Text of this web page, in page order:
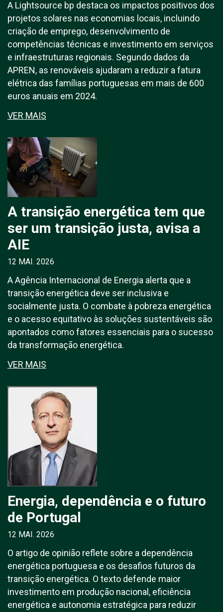
A Lightsource bp destaca os impactos positivos dos
projetos solares nas economias locais, incluindo
criação de emprego, desenvolvimento de
competências técnicas e investimento em serviços
e infraestruturas regionais. Segundo dados da
APREN, as renováveis ajudaram a reduzir a fatura
elétrica das famílias portuguesas em mais de 600
euros anuais em 2024.
VER MAIS
A transição energética tem que
ser um transição justa, avisa a
AIE
12 MAI. 2026
A Agência Internacional de Energia alerta que a
transição energética deve ser inclusiva e
socialmente justa. O combate à pobreza energética
e o acesso equitativo às soluções sustentáveis são
apontados como fatores essenciais para o sucesso
da transformação energética.
VER MAIS
Energia, dependência e o futuro
de Portugal
12 MAI. 2026
O artigo de opinião reflete sobre a dependência
energética portuguesa e os desafios futuros da
transição energética. O texto defende maior
investimento em produção nacional, eficiência
energética e autonomia estratégica para reduzir